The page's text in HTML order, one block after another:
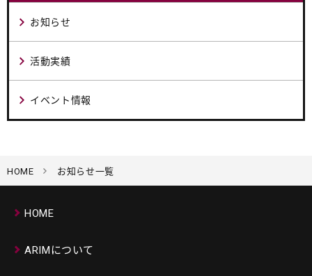
お知らせ
活動実績
イベント情報
HOME お知らせ一覧
HOME
ARIMについて